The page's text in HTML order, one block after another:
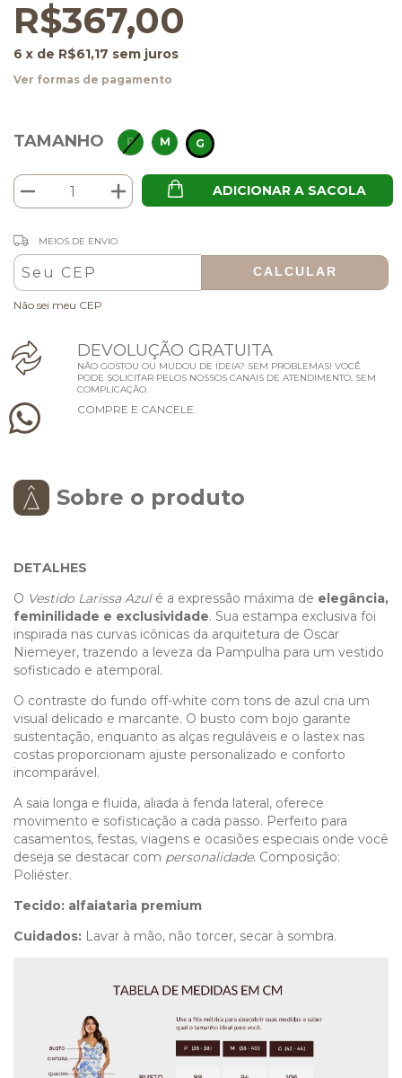
R$367,00
6 x de R$61,17 sem juros
Ver formas de pagamento
TAMANHO P M G
ADICIONAR A SACOLA
Entregas para o CEP:
MEIOS DE ENVIO
CALCULAR
Não sei meu CEP
DEVOLUÇÃO GRATUITA
NÃO GOSTOU OU MUDOU DE IDEIA? SEM PROBLEMAS! VOCÊ
PODE SOLICITAR PELOS NOSSOS CANAIS DE ATENDIMENTO, SEM
COMPLICAÇÃO.
COMPRE E CANCEL E
Sobre o produto
DETALHES
O Vestido Larissa Azulé a expressão máxima de elegância,
feminilidade e exclusividade. Sua estampa exclusiva foi
inspirada nas curvas icônicas da arquitetura de Oscar
Niemeyer, trazendo a leveza da Pampulha para um vestido
sofisticado e atemporal.
O contraste do fundo off-white com tons de azul cria um
visual delicado e marcante. O busto com bojo garante
sustentação, enquanto as alças reguláveis e o lastex nas
costas proporcionam ajuste personalizado e conforto
incomparável.
A saia longa e fluida, aliada à fenda lateral, oferece
movimento e sofisticação a cada passo. Perfeito para
casamentos, festas, viagens e ocasiões especiais onde você
deseja se destacar com personalidade. Composição:
Poliéster.
Tecido: alfaiataria premium
Cuidados: Lavar à mão, não torcer, secar à sombra.